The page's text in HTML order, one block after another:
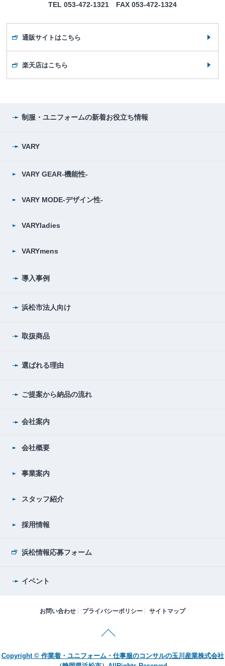
TEL 053-472-1321 FAX 053-472-1324
通販サイトはこちら
楽天店はこちら
制服・ユニフォームの新着お役立ち情報
VARY
VARY GEAR-機能性-
VARY MODE-デザイン性-
VARYladies
VARYmens
導入事例
浜松市法人向け
取扱商品
選ばれる理由
ご提案から納品の流れ
会社案内
会社概要
事業案内
スタッフ紹介
採用情報
浜松情報応募フォーム
イベント
お問い合わせ プライバシーポリシー サイトマップ
Copyright © 作業着・ユニフォーム・仕事服のコンサルの玉川産業株式会社